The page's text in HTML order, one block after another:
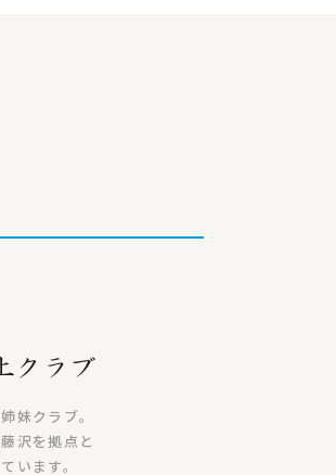
妹クラブ。
沢を拠点と
います。